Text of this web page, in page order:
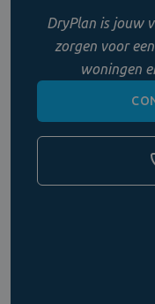
DryPlan is jouw
zorgen voor
woningen